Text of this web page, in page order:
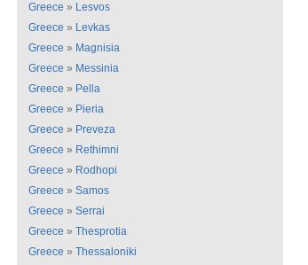
Greece » Lesvos
Greece » Levkas
Greece » Magnisia
Greece » Messinia
Greece » Pella
Greece » Pieria
Greece » Preveza
Greece » Rethimni
Greece » Rodhopi
Greece » Samos
Greece » Serrai
Greece » Thesprotia
Greece » Thessaloniki